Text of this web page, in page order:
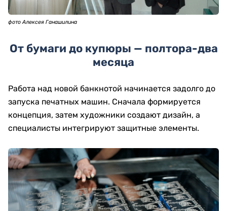
фото Алексея Ганашилина
От бумаги до купюры — полтора-два
месяца
Работа над новой банкнотой начинается задолго до
запуска печатных машин. Сначала формируется
концепция, затем художники создают дизайн, а
специалисты интегрируют защитные элементы.